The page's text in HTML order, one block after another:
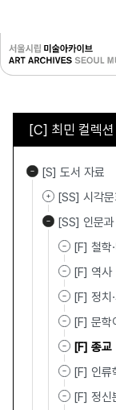
[C] 최민 컬렉션
[S] 도서 자료
[SS] 시각문
[SS] 인문과
[F] 철학
[F] 역사
[F] 정치·
[F] 문학
[F] 종교
[F] 인류
[F] 정신